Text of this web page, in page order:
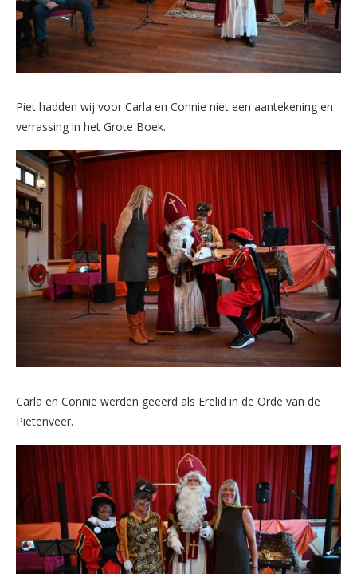
Piet hadden wij voor Carla en Connie niet een aantekening en
verrassing in het Grote Boek.
Carla en Connie werden geëerd als Erelid in de Orde van de
Pietenveer.